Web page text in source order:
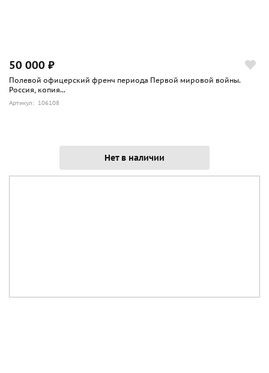
50 000 ₽
Полевой офицерский френч периода Первой мировой войны.
Россия, копия...
Артикул: 106108
Нет в наличии